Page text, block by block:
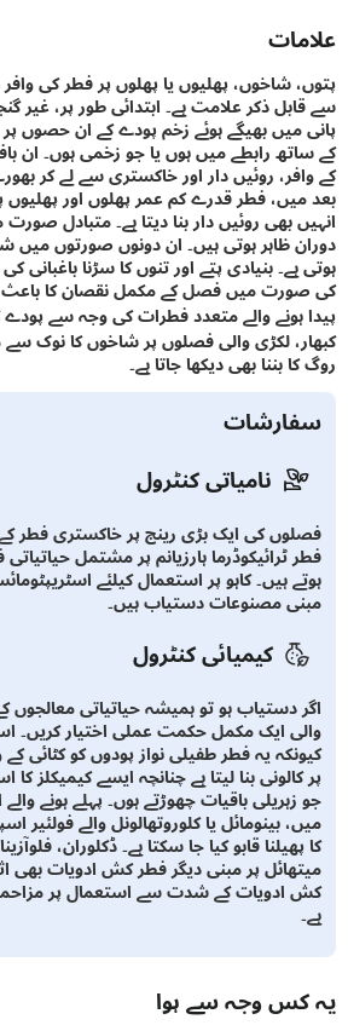
شاخوں، پھلیوں یا پھلوں پر فطر کی وافر
ذکر علامت ہے۔ ابتدائی طور پر، غیر گنجان،
بھیگے ہوئے زخم پودے کے ان حصوں پر
رابطے میں ہوں یا جو زخمی ہوں۔ ان بافتوں
روئیں دار اور خاکستری سے لے کر بھورے
فطر قدرے کم عمر پھلوں اور پھلیوں پر
بھی روئیں دار بنا دیتا ہے۔ متبادل صورت
ظاہر ہوتی ہیں۔ ان دونوں صورتوں میں شدید
بنیادی پتے اور تنوں کا سڑنا باغبانی کی
میں فصل کے مکمل نقصان کا باعث بنتے
والے متعدد فطرات کی وجہ سے پودے کے
لکڑی والی فصلوں پر شاخوں کا نوک سے مرنا
بننا بھی دیکھا جاتا ہے۔
نامیاتی کنٹرول
کی ایک بڑی رینج پر خاکستری فطر کے
ٹرائیکوڈرما ہارزیانم پر مشتمل حیاتیاتی فطر
ہیں۔ کاہو پر استعمال کیلئے اسٹریپٹومائسز
مصنوعات دستیاب ہیں۔
کیمیائی کنٹرول
دستیاب ہو تو ہمیشہ حیاتیاتی معالجوں کے ساتھ
ایک مکمل حکمت عملی اختیار کریں۔ اس پر
یہ فطر طفیلی نواز پودوں کو کٹائی کے وقت
بنا لیتا ہے چنانچہ ایسے کیمیکلز کا
باقیات چھوڑتے ہوں۔ پہلے ہونے والے
بینومائل یا کلوروتھالونل والے فولئیر اسپرے
قابو کیا جا سکتا ہے۔ ڈکلوران، فلوآزینام اور
پر مبنی دیگر فطر کش ادویات بھی اثر
کے شدت سے استعمال پر مزاحمت کا
وجہ سے ہوا